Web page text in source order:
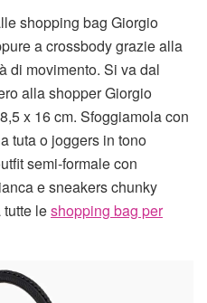
shopping bag Giorgio
a crossbody grazie alla
di movimento. Si va dal
alla shopper Giorgio
x 16 cm. Sfoggiamola con
tuta o joggers in tono
semi-formale con
e sneakers chunky
leshopping bag per